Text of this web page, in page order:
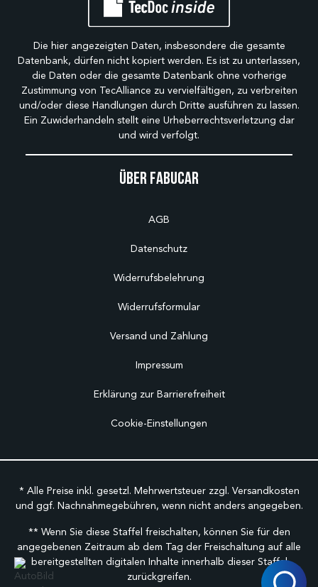
Über Fabucar
AGB
Datenschutz
Widerrufsbelehrung
Widerrufsformular
Versand und Zahlung
Impressum
Erklärung zur Barrierefreiheit
Cookie-Einstellungen
Die hier angezeigten Daten, insbesondere die gesamte
Datenbank, dürfen nicht kopiert werden. Es ist zu unterlassen,
die Daten oder die gesamte Datenbank ohne vorherige
Zustimmung von TecAlliance zu vervielfältigen, zu verbreiten
und/oder diese Handlungen durch Dritte ausführen zu lassen.
Ein Zuwiderhandeln stellt eine Urheberrechtsverletzung dar
und wird verfolgt.
* Alle Preise inkl. gesetzl. Mehrwertsteuer zzgl. Versandkosten
und ggf. Nachnahmegebühren, wenn nicht anders angegeben.
** Wenn Sie diese Staffel freischalten, können Sie für den
angegebenen Zeitraum ab dem Tag der Freischaltung auf alle
bereitgestellten digitalen Inhalte innerhalb dieser Staffel
zurückgreifen.